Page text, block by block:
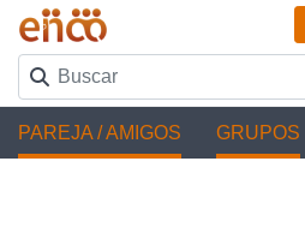
PAREJA / AMIGOS GRUPOS